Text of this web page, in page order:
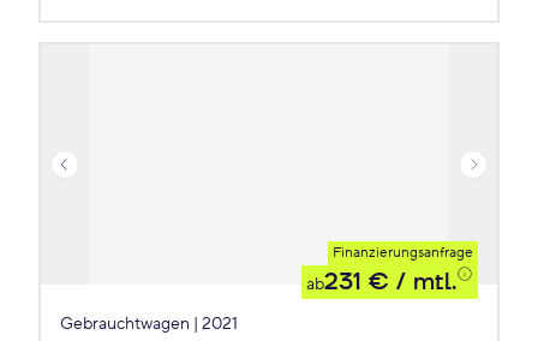
Finanzierungsanfrage
ab231 € / mtl.
Gebrauchtwagen | 2021